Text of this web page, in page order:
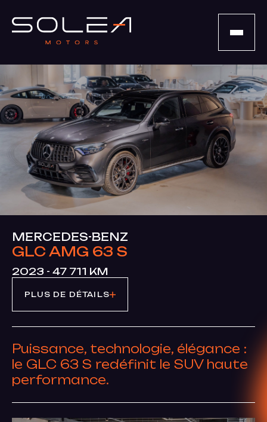
MERCEDES-BENZ
GLC AMG 63 S
2023 - 47 711 KM
PLUS DE DÉTAILS
Puissance, technologie, élégance :
le GLC 63 S redéfinit le SUV haute
performance.